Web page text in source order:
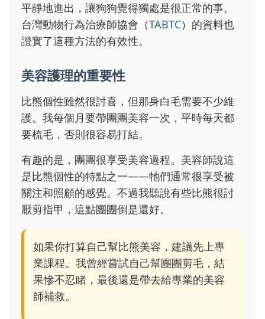
平靜地進出，讓狗狗覺得獨處是很正常的事。
台灣動物行為治療師協會（TABTC）的資料也
證實了這種方法的有效性。
美容護理的重要性
比熊個性雖然很討喜，但那身白毛需要不少維
護。我每個月要帶團團美容一次，平時每天都
要梳毛，否則很容易打結。
有趣的是，團團很享受美容過程。美容師說這
是比熊個性的特點之一——牠們通常很享受被
關注和照顧的感覺。不過我聽說有些比熊很討
厭剪指甲，這點團團倒是還好。
如果你打算自己幫比熊美容，建議先上專
業課程。我曾經嘗試自己幫團團剪毛，結
果慘不忍睹，最後還是帶去給專業的美容
師補救。